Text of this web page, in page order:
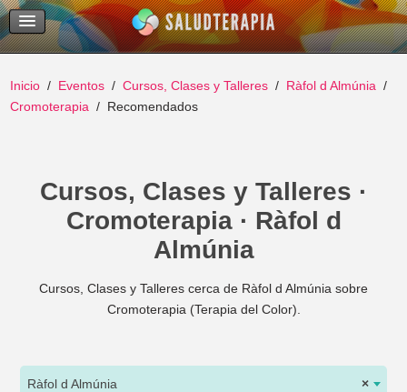
Temas Recientes
Buscar
Inicio Eventos Cursos, Clases y Talleres
Ràfol d Almúnia
Cromoterapia
Recomendados
Cursos, Clases y Talleres ·
Cromoterapia · Ràfol d
Almúnia
Cursos, Clases y Talleres cerca de Ràfol d Almúnia sobre
Cromoterapia (Terapia del Color).
×
Ràfol d Almúnia